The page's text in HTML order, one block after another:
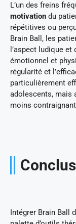
L’un des freins
motivation du
répétitives ou
Brain Ball, les
l’aspect ludique et
émotionnel et
régularité et
particulièrement
adolescents, mais
moins
Intégrer Brain Ball